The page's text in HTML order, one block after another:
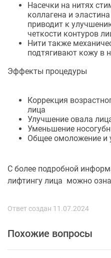
Насечки на нитях
коллагена и
приводит к
четкости контуров
Нити также
подтягивают кожу в
Эффекты процедуры
Коррекция
лица
Улучшение овала
Уменьшение
Общее омоложение и
С более подробной
лифтингу лица можно
Ответ создан 11.07.2024
Похожие вопросы